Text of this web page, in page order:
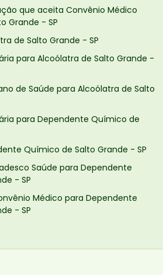
que aceita Convênio Médico
Grande - SP
de Salto Grande - SP
para Alcoólatra de Salto Grande -
de Saúde para Alcoólatra de Salto
para Dependente Químico de
Químico de Salto Grande - SP
Saúde para Dependente
- SP
Médico para Dependente
- SP